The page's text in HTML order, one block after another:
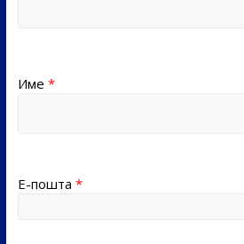
Име *
Е-пошта *